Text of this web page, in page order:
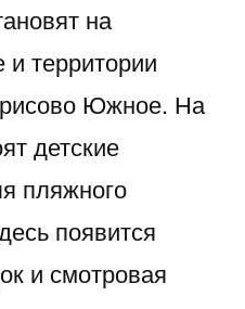
на
территории
Южное. На
детские
пляжного
появится
и смотровая